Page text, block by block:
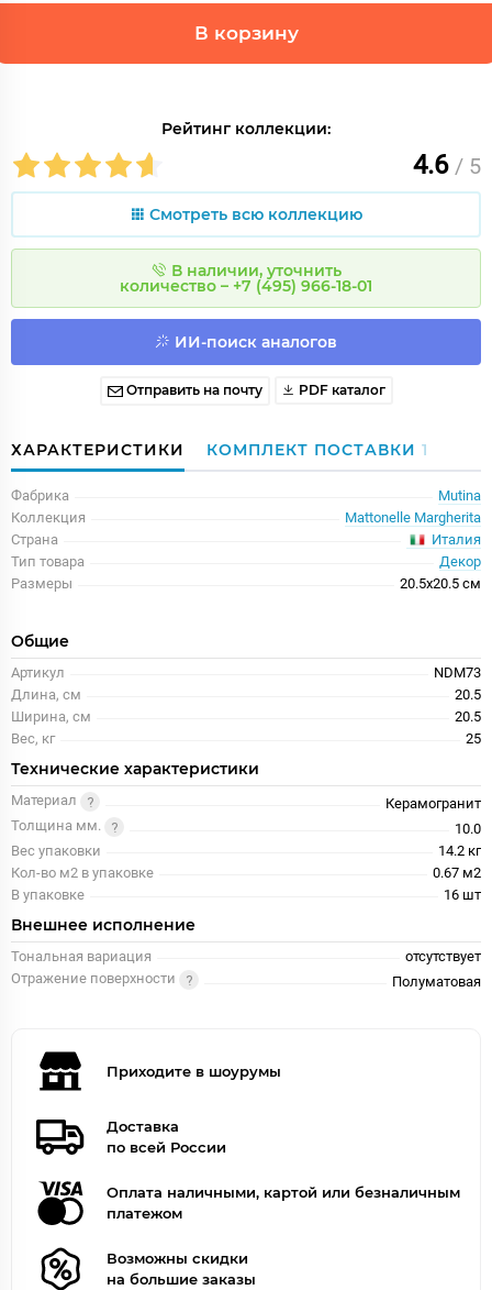
В корзину
Рейтинг коллекции:
4.6 / 5
Смотреть всю коллекцию
В наличии, уточнить
количество – +7 (495) 966-18-01
ИИ-поиск аналогов
Отправить на почту PDF каталог
ХАРАКТЕРИСТИКИ КОМПЛЕКТ ПОСТАВКИ 1
Фабрика
Mutina
Коллекция
Mattonelle Margherita
Страна
Италия
Тип товара
Декор
Размеры
20.5x20.5 см
Общие
Артикул
NDM73
Длина, см
20.5
Ширина, см
20.5
Вес, кг
25
Технические характеристики
Материал
Керамогранит
Толщина мм.
10.0
Вес упаковки
14.2 кг
Кол-во м2 в упаковке
0.67 м2
В упаковке
16 шт
Внешнее исполнение
Тональная вариация
отсутствует
Отражение поверхности
Полуматовая
Приходите в шоурумы
Доставка
по всей России
Оплата наличными, картой или безналичным
платежом
Возможны скидки
на большие заказы